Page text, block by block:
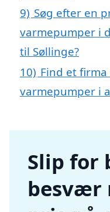
9) Søg efter en
varmepumper i
til Søllinge?
10) Find et
varmepumper i
Slip for
besvær